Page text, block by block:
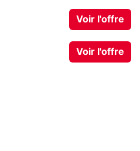
Voir l'offre
Voir l'offre